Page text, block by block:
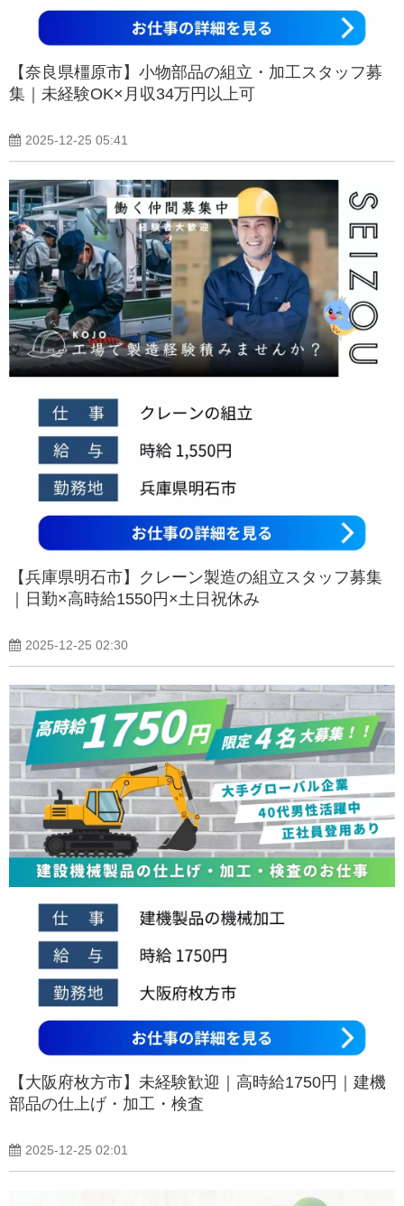
【奈良県橿原市】小物部品の組立・加工スタッフ募
集｜未経験OK×月収34万円以上可
2025-12-25 05:41
【兵庫県明石市】クレーン製造の組立スタッフ募集
｜日勤×高時給1550円×土日祝休み
2025-12-25 02:30
【大阪府枚方市】未経験歓迎｜高時給1750円｜建機
部品の仕上げ・加工・検査
2025-12-25 02:01